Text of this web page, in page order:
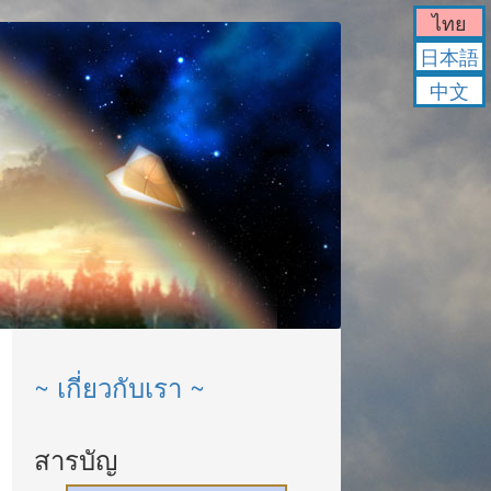
~ เกี่ยวกับเรา ~
สารบัญ
ไทย
日本語
中文